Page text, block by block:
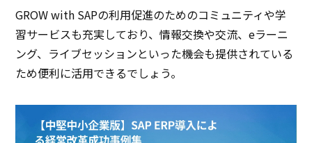
GROW with SAPの利用促進のためのコミュニティや学
習サービスも充実しており、情報交換や交流、eラーニ
ング、ライブセッションといった機会も提供されている
ため便利に活用できるでしょう。